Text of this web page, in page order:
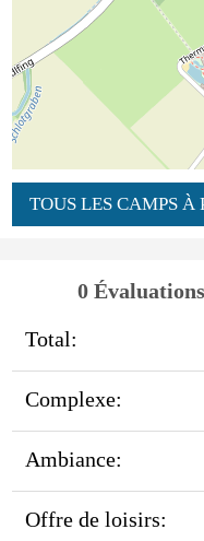
TOUS LES CAMPS À
0
Total:
Complexe:
Ambiance:
Offre de loisirs: